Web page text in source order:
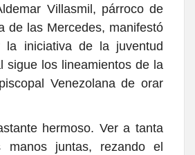
Villasmil, párroco de
de las Mercedes, manifestó
la iniciativa de la juventud
sigue los lineamientos de la
Venezolana de orar
hermoso. Ver a tanta
manos juntas, rezando el